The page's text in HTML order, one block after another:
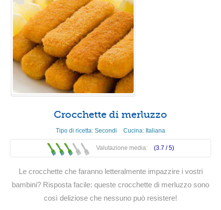
Crocchette di merluzzo
Tipo di ricetta: Secondi Cucina: Italiana
Valutazione media: (3.7 /5)
Le crocchette che faranno letteralmente impazzire i vostri
bambini? Risposta facile: queste crocchette di merluzzo sono
così deliziose che nessuno può resistere!